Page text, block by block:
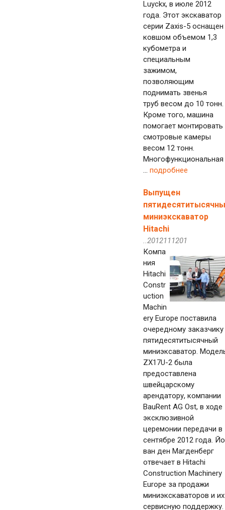
Luyckx, в июле 2012
года. Этот экскаватор
серии Zaxis-5 оснащен
ковшом объемом 1,3
кубометра и
специальным
зажимом,
позволяющим
поднимать звенья
труб весом до 10 тонн.
Кроме того, машина
помогает монтировать
смотровые камеры
весом 12 тонн.
Многофункциональная
... подробнее
Выпущен
миниэкскаватор
Hitachi
..2012111201
Компа
ния
Hitachi
Constr
uction
Machin
ery Europe поставила
очередному заказчику
пятидесятитысячный
миниэксаватор.
ZX17U-2 была
предоставлена
швейцарскому
арендатору, компании
BauRent AG Ost, в ходе
эксклюзивной
церемонии передачи в
сентябре 2012 года.
ван ден Магденберг
отвечает в Hitachi
Construction Machinery
Europe за продажи
миниэкскаваторов и их
сервисную поддержку.